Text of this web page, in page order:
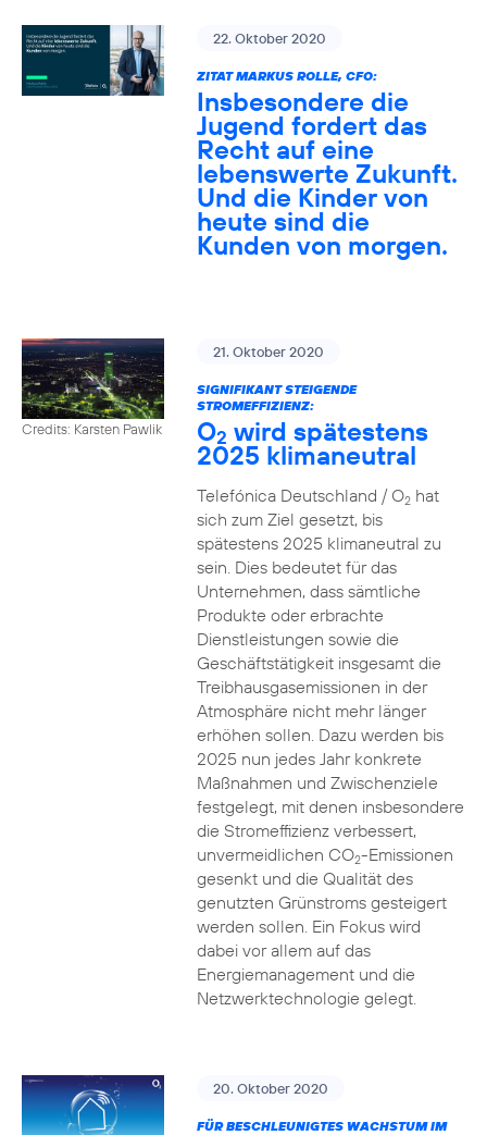
22. Oktober 2020
ZITAT MARKUS ROLLE, CFO:
Insbesondere die
Jugend fordert das
Recht auf eine
lebenswerte Zukunft.
Und die Kinder von
heute sind die
Kunden von morgen.
Credits: Karsten Pawlik
21. Oktober 2020
SIGNIFIKANT STEIGENDE
STROMEFFIZIENZ:
O2 wird spätestens
2025 klimaneutral
Telefónica Deutschland / O2hat
sich zum Ziel gesetzt, bis
spätestens 2025 klimaneutral zu
sein. Dies bedeutet für das
Unternehmen, dass sämtliche
Produkte oder erbrachte
Dienstleistungen sowie die
Geschäftstätigkeit insgesamt die
Treibhausgasemissionen in der
Atmosphäre nicht mehr länger
erhöhen sollen. Dazu werden bis
2025 nun jedes Jahr konkrete
Maßnahmen und Zwischenziele
festgelegt, mit denen insbesondere
die Stromeffizienz verbessert,
unvermeidlichen CO2-Emissionen
gesenkt und die Qualität des
genutzten Grünstroms gesteigert
werden sollen. Ein Fokus wird
dabei vor allem auf das
Energiemanagement und die
Netzwerktechnologie gelegt.
20. Oktober 2020
FÜR BESCHLEUNIGTES WACHSTUM IM